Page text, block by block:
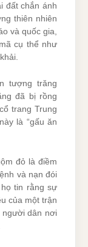
đất chắn ánh
thiên nhiên
và quốc gia,
cụ thể như
tượng trăng
đã bị rồng
trang Trung
là “gấu ăn
đỏ là điềm
và nạn đói
tin rằng sự
của một trận
người dân nơi